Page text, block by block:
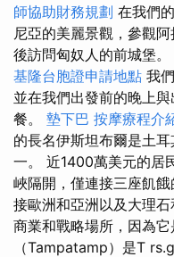
師協助財務規劃 在我們
尼亞的美麗景觀，參觀
後訪問匈奴人的前城堡。
基隆台胞證申請地點 我
並在我們出發前的晚上
餐。 墊下巴 按摩療程介
的長名伊斯坦布爾是土
一。 近1400萬美元的居
峽隔開，僅連接三座飢
接歐洲和亞洲以及大理
商業和戰略場所，因為
（Tampatamp）是T